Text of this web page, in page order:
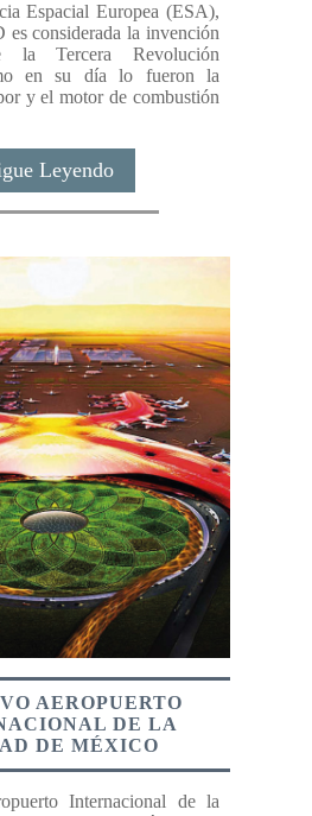
Espacial Europea (ESA),
es considerada la invención
la Tercera Revolución
en su día lo fueron la
y el motor de combustión
Leyendo
AEROPUERTO
DE LA
DE MÉXICO
Internacional de la